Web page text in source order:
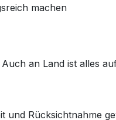
machen
an Land ist alles
und Rücksichtnahme